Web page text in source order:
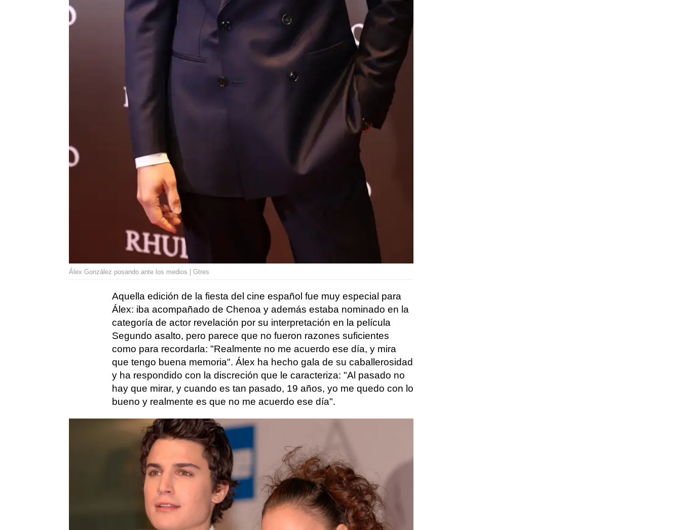
Álex González posando ante los medios | Gtres
Aquella edición de la fiesta del cine español fue muy especial para
Álex: iba acompañado de Chenoa y además estaba nominado en la
categoría de actor revelación por su interpretación en la película
Segundo asalto, pero parece que no fueron razones suficientes
como para recordarla: "Realmente no me acuerdo ese día, y mira
que tengo buena memoria". Álex ha hecho gala de su caballerosidad
y ha respondido con la discreción que le caracteriza: "Al pasado no
hay que mirar, y cuando es tan pasado, 19 años, yo me quedo con lo
bueno y realmente es que no me acuerdo ese día".